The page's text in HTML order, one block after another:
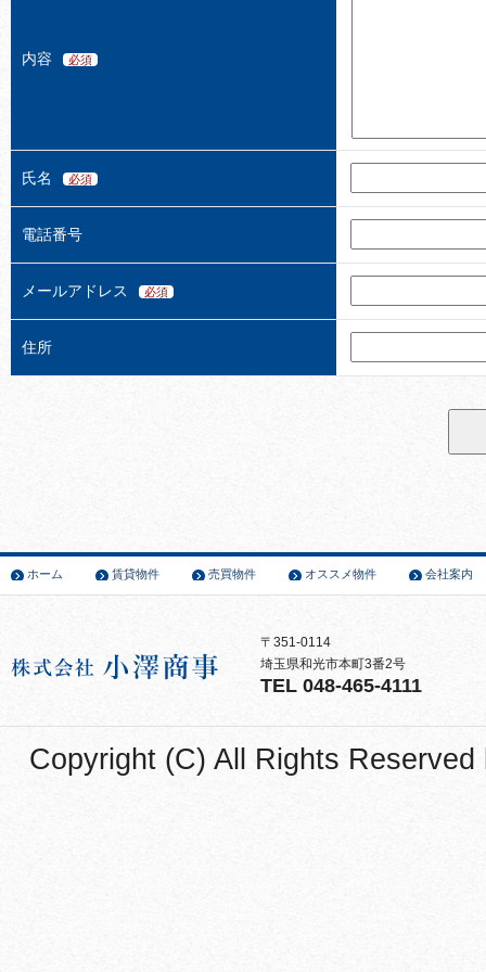
内容 必須
氏名 必須
電話番号
メールアドレス 必須
住所
ホーム 賃貸物件 売買物件 オススメ物件 会社案内
〒351-0114
埼玉県和光市本町3番2号
TEL 048-465-4111
Copyright (C) All Rights